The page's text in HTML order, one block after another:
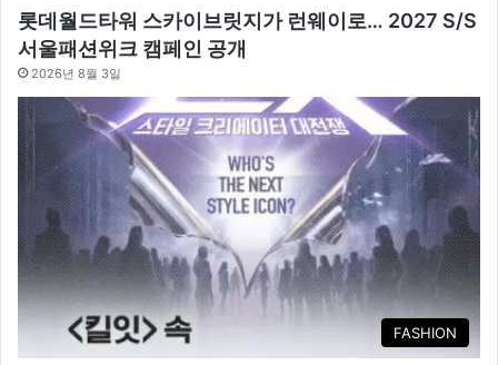
롯데월드타워 스카이브릿지가 런웨이로… 2027 S/S
서울패션위크 캠페인 공개
2026년 8월 3일
FASHION